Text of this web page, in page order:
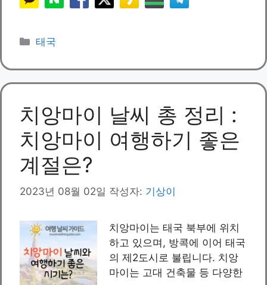
카
고
리
태국
치앙마이 날씨 총 정리 :
치앙마이 여행하기 좋은
계절은?
2023년 08월 02일 작성자: 기상이
치앙마이는 태국 북부에 위치
하고 있으며, 방콕에 이어 태국
의 제2도시로 불립니다. 치앙
마이는 고대 건축물 등 다양한